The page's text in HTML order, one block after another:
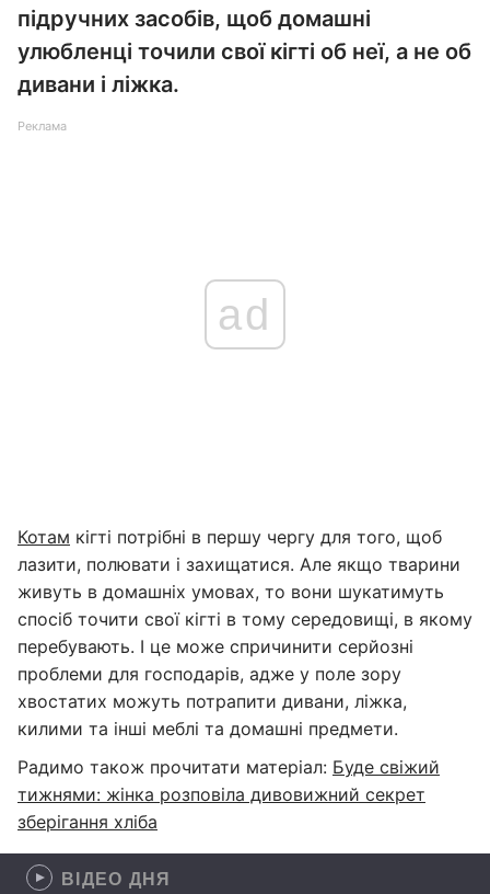
підручних засобів, щоб домашні
улюбленці точили свої кігті об неї, а не об
дивани і ліжка.
Реклама
ad
Котам кігті потрібні в першу чергу для того, щоб
лазити, полювати і захищатися. Але якщо тварини
живуть в домашніх умовах, то вони шукатимуть
спосіб точити свої кігті в тому середовищі, в якому
перебувають. І це може спричинити серйозні
проблеми для господарів, адже у поле зору
хвостатих можуть потрапити дивани, ліжка,
килими та інші меблі та домашні предмети.
Радимо також прочитати матеріал: Буде свіжий
тижнями: жінка розповіла дивовижний секрет
зберігання хліба
ВІДЕО ДНЯ